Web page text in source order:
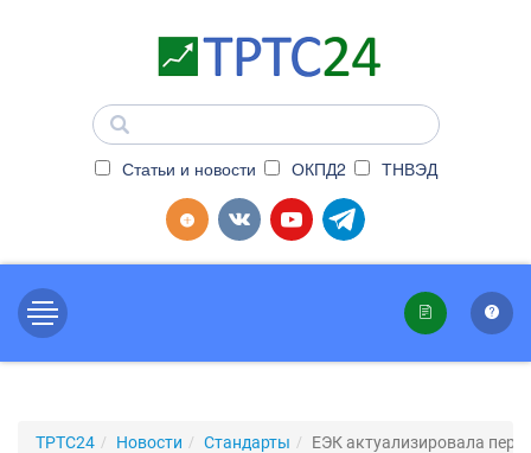
Статьи и новости ОКПД2 ТНВЭД
ТРТС24 Новости Стандарты ЕЭК актуализировала